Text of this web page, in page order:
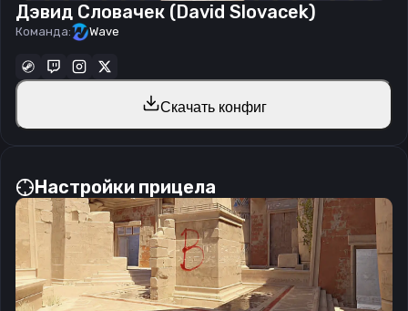
Дэвид Словачек (David Slovacek)
Команда: Wave
Скачать конфиг
Настройки прицела